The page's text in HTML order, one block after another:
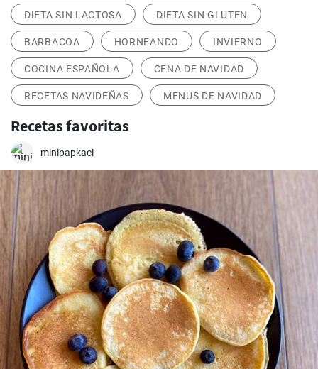
DIETA SIN LACTOSA DIETA SIN GLUTEN
BARBACOA HORNEANDO INVIERNO
COCINA ESPAÑOLA CENA DE NAVIDAD
RECETAS NAVIDEÑAS MENUS DE NAVIDAD
Recetas favoritas
minipapkaci